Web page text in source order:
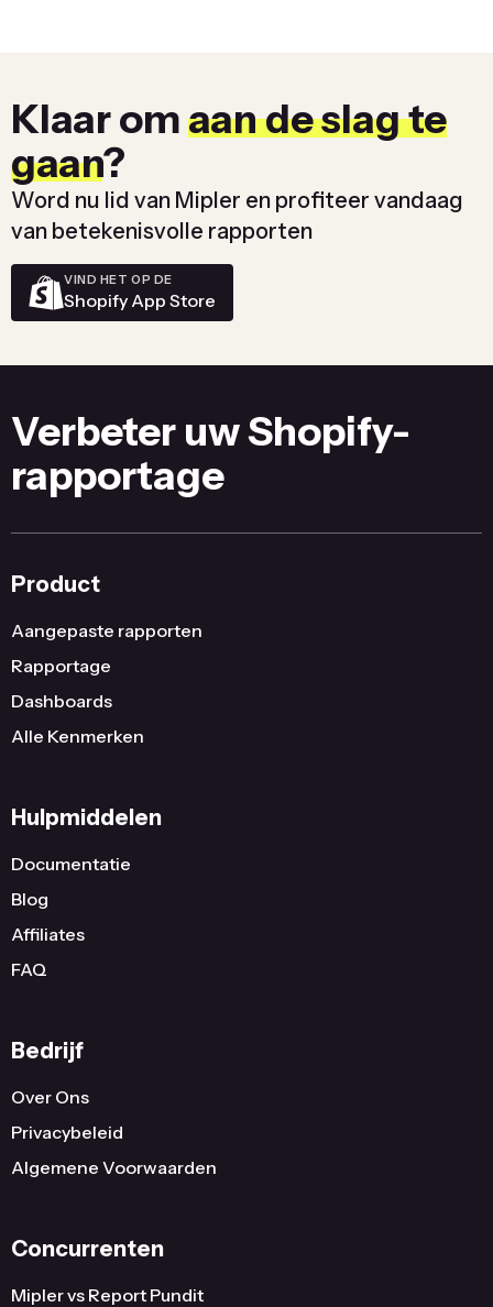
Klaar omaan de slag te
gaan?
Word nu lid van Mipler en profiteer vandaag
van betekenisvolle rapporten
VIND HET OP DE
Shopify App Store
Verbeter uw Shopify-
rapportage
Product
Aangepaste rapporten
Rapportage
Dashboards
Alle Kenmerken
Hulpmiddelen
Documentatie
Blog
Affiliates
FAQ
Bedrijf
Over Ons
Privacybeleid
Algemene Voorwaarden
Concurrenten
Mipler vs Report Pundit